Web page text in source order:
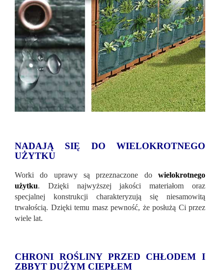
NADAJĄ SIĘ DO WIELOKROTNEGO
UŻYTKU
Worki do uprawy są przeznaczone do wielokrotnego
użytku. Dzięki najwyższej jakości materiałom oraz
specjalnej konstrukcji charakteryzują się niesamowitą
trwałością. Dzięki temu masz pewność, że posłużą Ci przez
wiele lat.
CHRONI ROŚLINY PRZED CHŁODEM I
ZBBYT DUŻYM CIEPŁEM